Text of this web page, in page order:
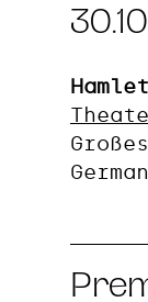
Hamlet